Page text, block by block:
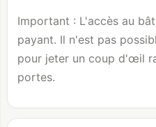
Important : L'accès au
payant. Il n'est pas
pour jeter un coup d'œil
portes.